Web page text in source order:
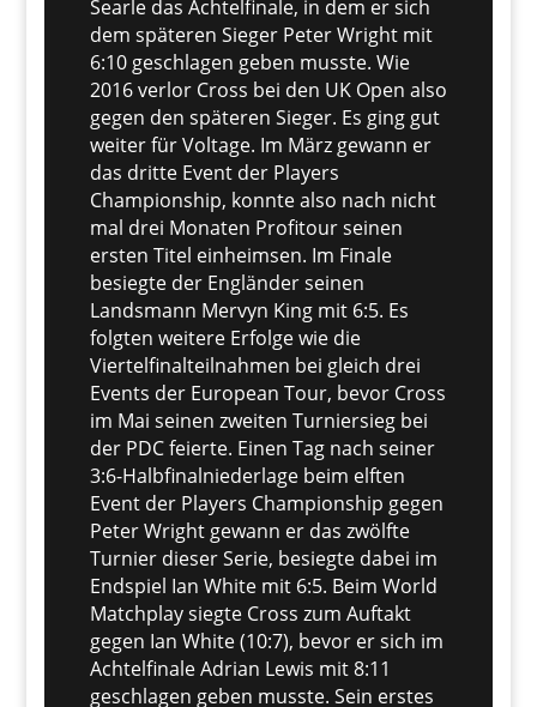
Searle das Achtelfinale, in dem er sich
dem späteren Sieger Peter Wright mit
6:10 geschlagen geben musste. Wie
2016 verlor Cross bei den UK Open also
gegen den späteren Sieger. Es ging gut
weiter für Voltage. Im März gewann er
das dritte Event der Players
Championship, konnte also nach nicht
mal drei Monaten Profitour seinen
ersten Titel einheimsen. Im Finale
besiegte der Engländer seinen
Landsmann Mervyn King mit 6:5. Es
folgten weitere Erfolge wie die
Viertelfinalteilnahmen bei gleich drei
Events der European Tour, bevor Cross
im Mai seinen zweiten Turniersieg bei
der PDC feierte. Einen Tag nach seiner
3:6-Halbfinalniederlage beim elften
Event der Players Championship gegen
Peter Wright gewann er das zwölfte
Turnier dieser Serie, besiegte dabei im
Endspiel Ian White mit 6:5. Beim World
Matchplay siegte Cross zum Auftakt
gegen Ian White (10:7), bevor er sich im
Achtelfinale Adrian Lewis mit 8:11
geschlagen geben musste. Sein erstes